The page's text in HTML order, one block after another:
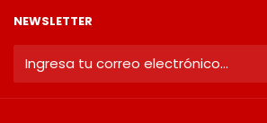
NEWSLETTER